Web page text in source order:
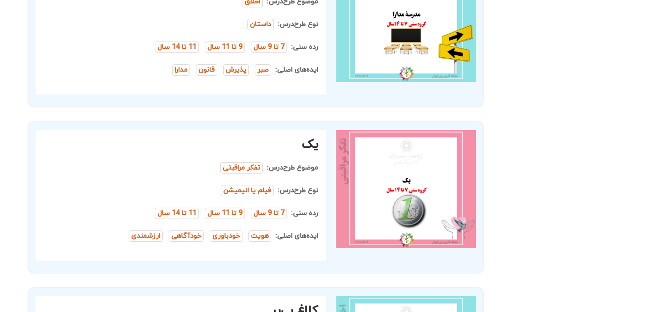
نوع طرح‌درس: داستان
رده سنی: 7 تا 9 سال 9 تا 11 سال 11 تا 14 سال
ایده‌های اصلی: صبر پذیرش قانون مدارا
یک
موضوع طرح‌درس: تفکر مراقبتی
نوع طرح‌درس: فیلم یا انیمیشن
رده سنی: 7 تا 9 سال 9 تا 11 سال 11 تا 14 سال
ایده‌های اصلی: هویت خودباوری خودآگاهی ارزشمندی